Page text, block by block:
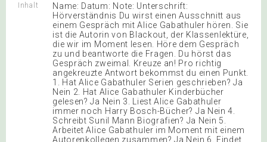
Inhalt
Name: Datum: Note: Unterschrift:
Hörverständnis Du wirst einen Ausschnitt aus
einem Gespräch mit Alice Gabathuler hören. Sie
ist die Autorin von Blackout, der Klassenlektüre,
die wir im Moment lesen. Höre dem Gespräch
zu und beantworte die Fragen. Du hörst das
Gespräch zweimal. Kreuze an! Pro richtig
angekreuzte Antwort bekommst du einen Punkt.
1. Hat Alice Gabathuler Serien geschrieben? Ja
Nein 2. Hat Alice Gabathuler Kinderbücher
gelesen? Ja Nein 3. Liest Alice Gabathuler
immer noch Harry Bosch-Bücher? Ja Nein 4.
Schreibt Sunil Mann Biografien? Ja Nein 5.
Arbeitet Alice Gabathuler im Moment mit einem
Autorenkollegen zusammen? Ja Nein 6. Findet